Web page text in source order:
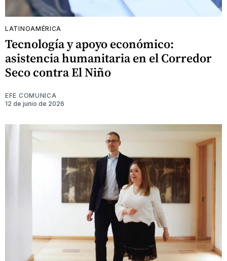
LATINOAMÉRICA
Tecnología y apoyo económico:
asistencia humanitaria en el Corredor
Seco contra El Niño
EFE COMUNICA
12 de junio de 2026